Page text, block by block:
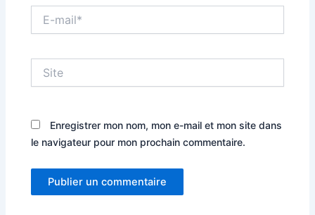
mail*
Enregistrer mon nom, mon e-mail et mon site dans
le navigateur pour mon prochain commentaire.